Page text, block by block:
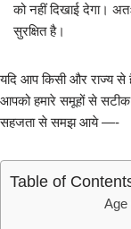
को नहीं दिखाई देगा।
सुरक्षित है।
यदि आप किसी और राज्य से
आपको हमारे समूहों से सटीक
सहजता से समझ आये —-
Table of
Age